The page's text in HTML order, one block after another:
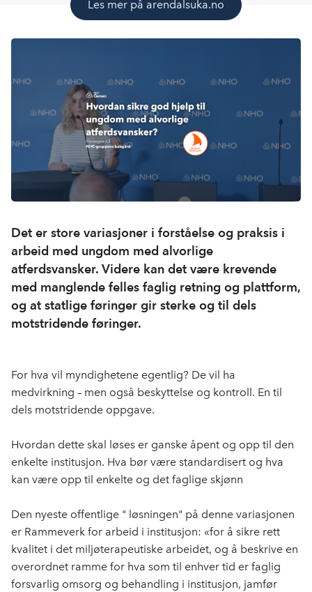
Les mer på arendalsuka.no
Det er store variasjoner i forståelse og praksis i
arbeid med ungdom med alvorlige
atferdsvansker. Videre kan det være krevende
med manglende felles faglig retning og plattform,
og at statlige føringer gir sterke og til dels
motstridende føringer.
For hva vil myndighetene egentlig? De vil ha
medvirkning – men også beskyttelse og kontroll. En til
dels motstridende oppgave.
Hvordan dette skal løses er ganske åpent og opp til den
enkelte institusjon. Hva bør være standardisert og hva
kan være opp til enkelte og det faglige skjønn
Den nyeste offentlige " løsningen" på denne variasjonen
er Rammeverk for arbeid i institusjon: «for å sikre rett
kvalitet i det miljøterapeutiske arbeidet, og å beskrive en
overordnet ramme for hva som til enhver tid er faglig
forsvarlig omsorg og behandling i institusjon, jamfør